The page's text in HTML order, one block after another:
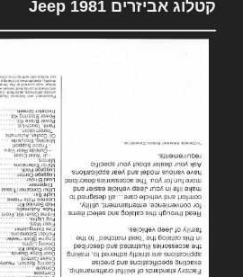
קטלוג אביזרים 1981 Jeep